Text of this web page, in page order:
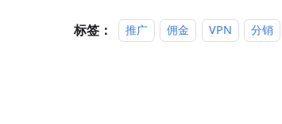
标签： 推广 佣金 VPN 分销